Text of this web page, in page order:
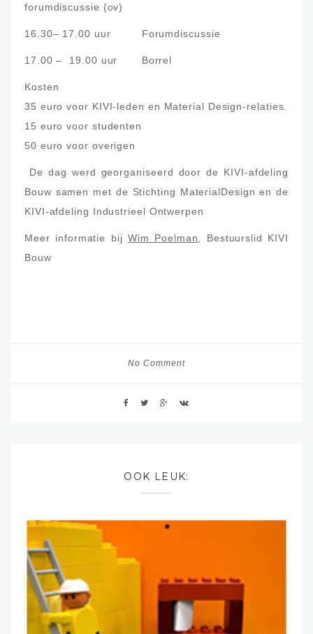
forumdiscussie (ov)
16.30– 17.00 uur Forumdiscussie
17.00 – 19.00 uur Borrel
Kosten
35 euro voor KIVI-leden en Material Design-relaties.
15 euro voor studenten
50 euro voor overigen
De dag werd georganiseerd door de KIVI-afdeling
Bouw samen met de Stichting MaterialDesign en de
KIVI-afdeling Industrieel Ontwerpen
Meer informatie bij Wim Poelman , Bestuurslid KIVI
Bouw
No Comment
OOK LEUK: